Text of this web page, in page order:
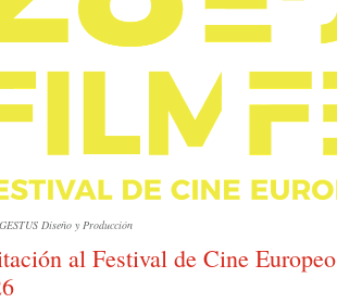
Diseňo y Producción
al Festival de Cine Europeo